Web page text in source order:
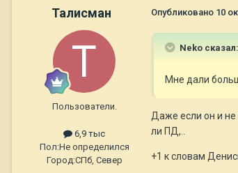
Талисман
Пользователи.
6,9 тыс
Пол:Не определился
Город:СПб, Север
Опубликовано 10
Neko сказал:
Мне дали
Даже если он и не
ли ПД,..
+1 к словам